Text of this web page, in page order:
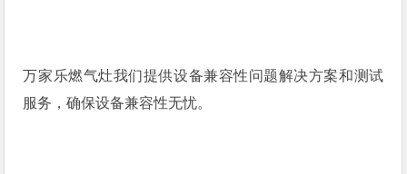
万家乐燃气灶我们提供设备兼容性问题解决方案和测试
服务，确保设备兼容性无忧。